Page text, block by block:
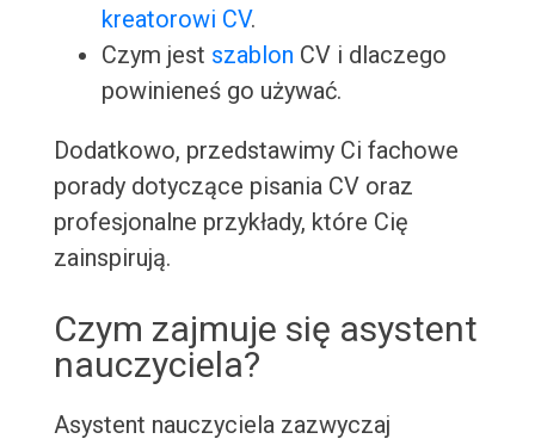
kreatorowi CV.
Czym jest szablon CV i dlaczego
powinieneś go używać.
Dodatkowo, przedstawimy Ci fachowe
porady dotyczące pisania CV oraz
profesjonalne przykłady, które Cię
zainspirują.
Czym zajmuje się asystent
nauczyciela?
Asystent nauczyciela zazwyczaj